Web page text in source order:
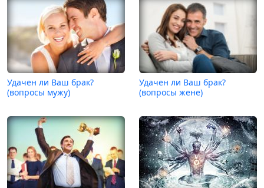
Удачен ли Ваш брак?
(вопросы мужу)
Удачен ли Ваш брак?
(вопросы жене)